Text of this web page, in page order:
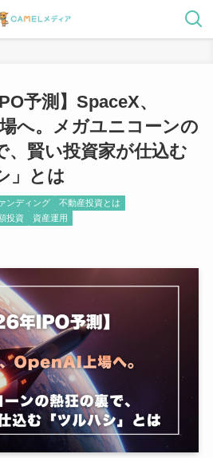
予測】SpaceX、
へ。メガユニコーンの
、賢い投資家が仕込む
」とは
ンディング
不動産投資とは
投資 資産運用